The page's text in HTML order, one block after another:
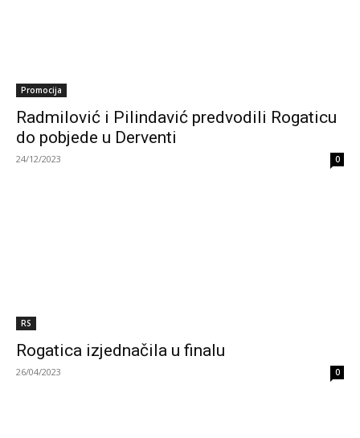
Promocija
Radmilović i Pilindavić predvodili Rogaticu
do pobjede u Derventi
24/12/2023 0
RS
Rogatica izjednačila u finalu
26/04/2023 0